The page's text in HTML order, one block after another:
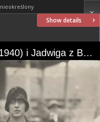
Show details
nieokreślony